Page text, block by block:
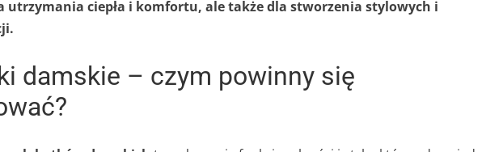
utrzymania ciepła i komfortu, ale także dla stworzenia stylowych i
damskie – czym powinny się